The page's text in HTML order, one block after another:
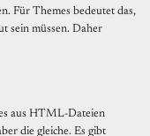
Für Themes bedeutet das,
sein müssen. Daher
aus HTML-Dateien
die gleiche. Es gibt